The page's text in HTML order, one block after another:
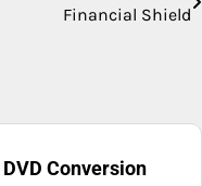
Financial Shield
Conversion